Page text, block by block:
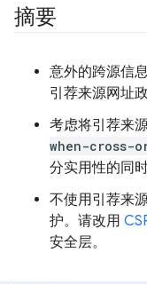
摘要
意外的跨源信
引荐来源网址
考虑将引荐来
when-cross-
分实用性的同
不使用引荐来
护。请改用
安全层。